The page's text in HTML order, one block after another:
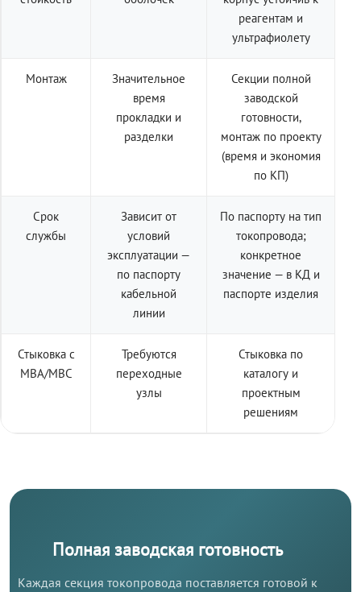
реагентам и
ультрафиолету
Монтаж
Значительное
время
прокладки и
разделки
Секции полной
заводской
готовности,
монтаж по проекту
(время и экономия
по КП)
Срок
службы
Зависит от
условий
эксплуатации —
по паспорту
кабельной
линии
По паспорту на тип
токопровода;
конкретное
значение — в КД и
паспорте изделия
Стыковка с
МВА/МВС
Требуются
переходные
узлы
Стыковка по
каталогу и
проектным
решениям
Полная заводская готовность
Каждая секция токопровода поставляется готовой к